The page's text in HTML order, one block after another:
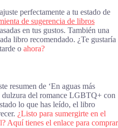
perfectamente a tu estado de
de sugerencia de libros
en tus gustos. También una
libro recomendado. ¿Te gustaría
o ahora?
resumen de ‘En aguas más
del romance LGBTQ+ con
lo que has leído, el libro
¿Listo para sumergirte en el
Aquí tienes el enlace para comprar